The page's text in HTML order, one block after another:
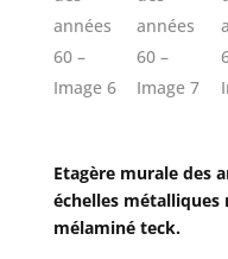
Etagère murale des
échelles
mélaminé teck.